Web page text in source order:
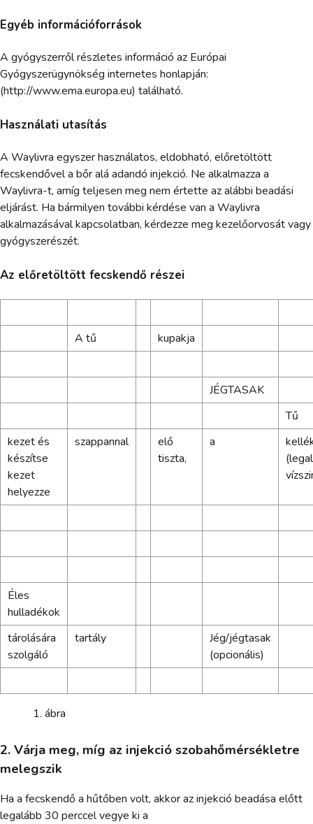
Egyéb információforrások
A gyógyszerről részletes információ az Európai
Gyógyszerügynökség internetes honlapján:
(http://www.ema.europa.eu) található.
Használati utasítás
A Waylivra egyszer használatos, eldobható, előretöltött
fecskendővel a bőr alá adandó injekció. Ne alkalmazza a
Waylivra-t, amíg teljesen meg nem értette az alábbi beadási
eljárást. Ha bármilyen további kérdése van a Waylivra
alkalmazásával kapcsolatban, kérdezze meg kezelőorvosát vagy
gyógyszerészét.
Az előretöltött fecskendő részei
A tű kupakja
JÉGTASAK
Tű
kezet és
készítse
kezet
helyezze
szappannal
elő
tiszta,
a
Éles
hulladékok
tárolására
szolgáló
tartály
Jég/jégtasak
(opcionális)
ábra
2. Várja meg, míg az injekció szobahőmérsékletre
melegszik
Ha a fecskendő a hűtőben volt, akkor az injekció beadása előtt
legalább 30 perccel vegye ki a